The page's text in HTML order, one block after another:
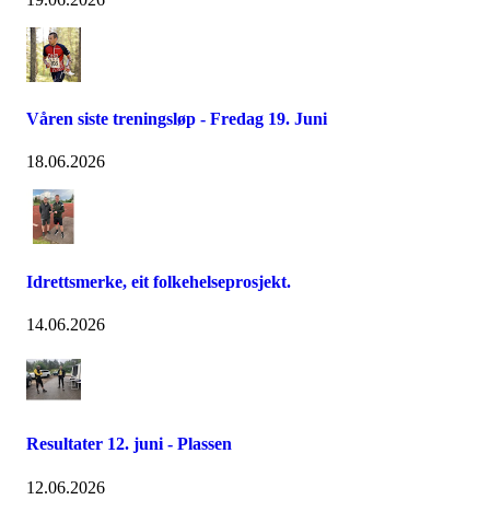
Våren siste treningsløp - Fredag 19. Juni
18.06.2026
Idrettsmerke, eit folkehelseprosjekt.
14.06.2026
Resultater 12. juni - Plassen
12.06.2026